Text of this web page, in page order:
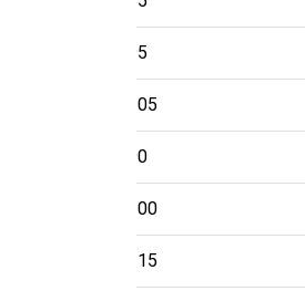
95
105
90
100
115